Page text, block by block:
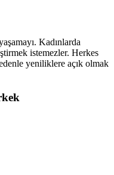
Kadınlarda
istemezler. Herkes
yeniliklere açık olmak